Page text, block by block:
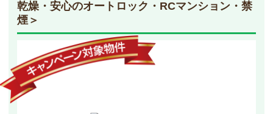
乾燥・安心のオートロック・RCマンション・禁
煙＞